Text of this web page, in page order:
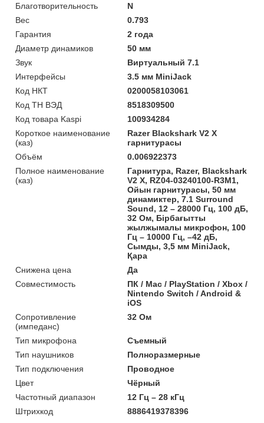
Благотворительность
N
Вес
0.793
Гарантия
2 года
Диаметр динамиков
50 мм
Звук
Виртуальный 7.1
Интерфейсы
3.5 мм MiniJack
Код НКТ
0200058103061
Код ТН ВЭД
8518309500
Код товара Kaspi
100934284
Короткое наименование
(каз)
Razer Blackshark V2 X
гарнитурасы
Объём
0.006922373
Полное наименование
(каз)
Гарнитура, Razer, Blackshark
V2 X, RZ04-03240100-R3M1,
Ойын гарнитурасы, 50 мм
динамиктер, 7.1 Surround
Sound, 12 – 28000 Гц, 100 дБ,
32 Ом, Бірбағытты
жылжымалы микрофон, 100
Гц – 10000 Гц, –42 дБ,
Сымды, 3,5 мм MiniJack,
Қара
Снижена цена
Да
Совместимость
ПК / Mac / PlayStation / Xbox /
Nintendo Switch / Android &
iOS
Сопротивление
(импеданс)
32 Ом
Тип микрофона
Съемный
Тип наушников
Полноразмерные
Тип подключения
Проводное
Цвет
Чёрный
Частотный диапазон
12 Гц – 28 кГц
Штрихкод
8886419378396